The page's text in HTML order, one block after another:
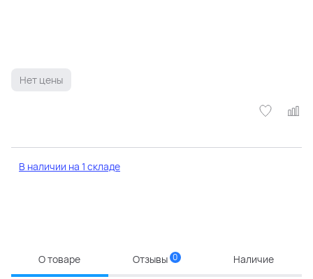
Нет цены
В наличии на 1 складе
О товаре Отзывы 0 Наличие